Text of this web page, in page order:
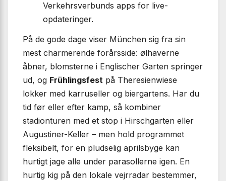
Verkehrsverbunds apps for live-
opdateringer.
På de gode dage viser München sig fra sin
mest charmerende forårsside: ølhaverne
åbner, blomsterne i Englischer Garten springer
ud, og Frühlingsfest på Theresienwiese
lokker med karruseller og biergartens. Har du
tid før eller efter kamp, så kombiner
stadionturen med et stop i Hirschgarten eller
Augustiner-Keller – men hold programmet
fleksibelt, for en pludselig aprilsbyge kan
hurtigt jage alle under parasollerne igen. En
hurtig kig på den lokale vejrradar bestemmer,